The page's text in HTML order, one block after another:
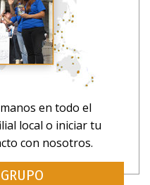
en todo el
local o iniciar tu
con nosotros.